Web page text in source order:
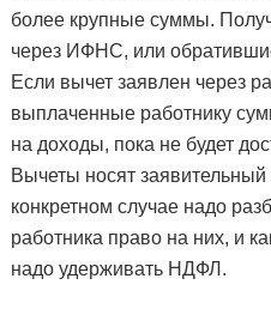
более крупные суммы.
через ИФНС, или
Если вычет заявлен через
выплаченные работнику
на доходы, пока не будет
Вычеты носят
конкретном случае надо
работника право на них, и
надо удерживать НДФЛ.